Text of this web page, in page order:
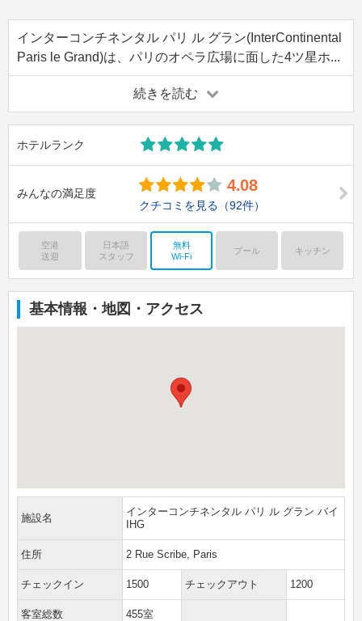
インターコンチネンタル パリ ル グラン(InterContinental
Paris le Grand)は、パリのオペラ広場に面した4ツ星ホ...
続きを読む
ホテルランク
みんなの満足度 4.08
クチコミを見る （92件）
空港
送迎
日本語
スタッフ
無料
Wi-Fi
プール キッチン
基本情報・地図・アクセス
施設名
インターコンチネンタル パリ ル グラン バイ
IHG
住所 2 Rue Scribe, Paris
チェックイン 1500 チェックアウト 1200
客室総数 455室